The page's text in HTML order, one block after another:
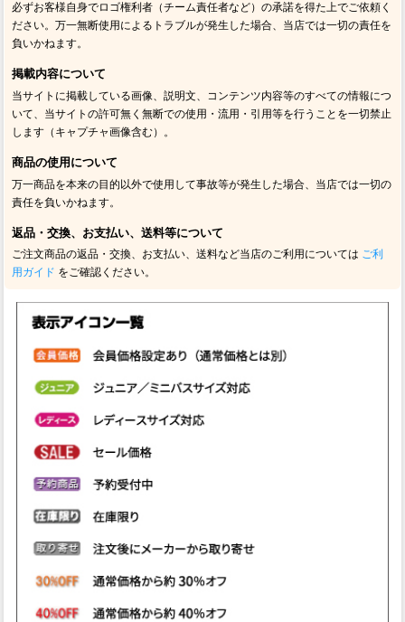
必ずお客様自身でロゴ権利者（チーム責任者など）の承諾を得た上でご依頼く
ださい。万一無断使用によるトラブルが発生した場合、当店では一切の責任を
負いかねます。
掲載内容について
当サイトに掲載している画像、説明文、コンテンツ内容等のすべての情報につ
いて、当サイトの許可無く無断での使用・流用・引用等を行うことを一切禁止
します（キャプチャ画像含む）。
商品の使用について
万一商品を本来の目的以外で使用して事故等が発生した場合、当店では一切の
責任を負いかねます。
返品・交換、お支払い、送料等について
ご注文商品の返品・交換、お支払い、送料など当店のご利用については ご利
用ガイド をご確認ください。